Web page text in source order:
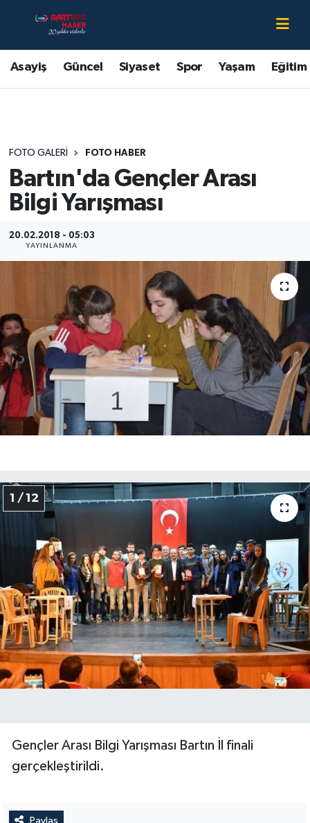
Asayiş Güncel Siyaset Spor Yaşam Eğitim
FOTO GALERI FOTO HABER
Bartın'da Gençler Arası
Bilgi Yarışması
20.02.2018 - 05:03
YAYINLANMA
1 / 12
Gençler Arası Bilgi Yarışması Bartın İl finali
gerçekleştirildi.
Paylaş
Asayiş
Bartın Hakkında
Eğitim
Ekonomi
Güncel
Kültür-Sanat
Magazin
Medya
Sağlık
Sinema
Spor
Tarım
Turizm
Yaşam
Yerel Yönetimler
DÜNYA
Bartın Nöbetçi Eczaneler
Bartın Hava Durumu
Bartın Trafik Yoğunluk Haritası
Süper Lig Puan Durumu ve Fikstür
Tüm Manşetler
Son Dakika Haberleri
Haber Arşivi